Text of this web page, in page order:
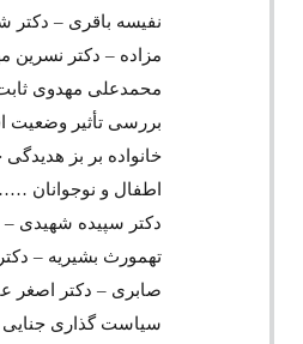
نفیسه باقری –
مزاده – دکتر نسرین
محمدعلی مهدوی
بررسی تأثیر وضعیت
خانواده بر بز
اطفال و نوجوانان
دکتر سپیده شهیدی –
تهمورث بشیریه –
صابری – دکتر اصغر
سیاست گذاری جنایی